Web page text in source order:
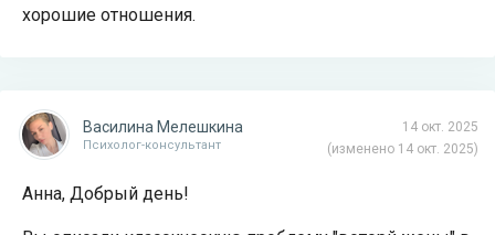
хорошие отношения.
14 окт. 2025
(изменено 14 окт. 2025)
Василина Мелешкина
Психолог-консультант
Анна, Добрый день!